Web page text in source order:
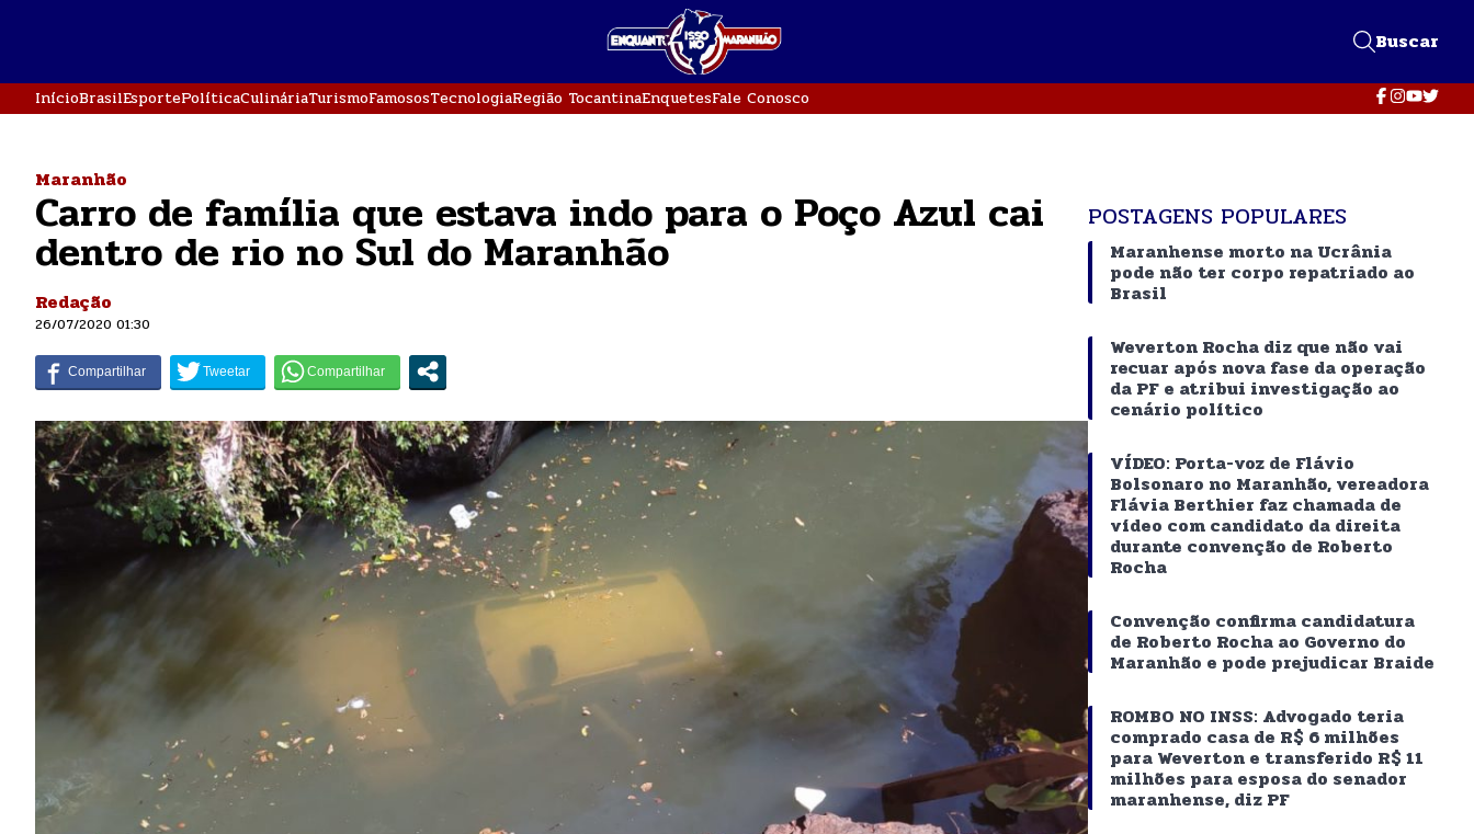
Buscar
InícioBrasilEsportePolíticaCulináriaTurismoFamososTecnologiaRegião TocantinaEnquetesFale Conosco
Maranhão
Carro de família que estava indo para o Poço Azul cai
dentro de rio no Sul do Maranhão
Redação
26/07/2020 01:30
POSTAGENS POPULARES
Maranhense morto na Ucrânia
pode não ter corpo repatriado ao
Brasil
Weverton Rocha diz que não vai
recuar após nova fase da operação
da PF e atribui investigação ao
cenário político
VÍDEO: Porta-voz de Flávio
Bolsonaro no Maranhão, vereadora
Flávia Berthier faz chamada de
vídeo com candidato da direita
durante convenção de Roberto
Rocha
Convenção confirma candidatura
de Roberto Rocha ao Governo do
Maranhão e pode prejudicar Braide
ROMBO NO INSS: Advogado teria
comprado casa de R$ 6 milhões
para Weverton e transferido R$ 11
milhões para esposa do senador
maranhense, diz PF